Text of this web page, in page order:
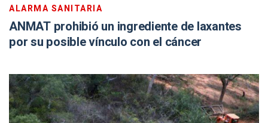
ALARMA SANITARIA
ANMAT prohibió un ingrediente de laxantes
por su posible vínculo con el cáncer